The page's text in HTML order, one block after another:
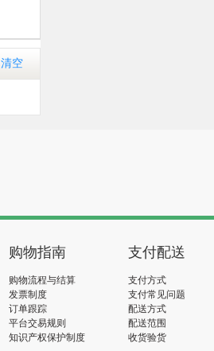
清空
购物指南
购物流程与结算
发票制度
订单跟踪
平台交易规则
知识产权保护制度
支付配送
支付方式
支付常见问题
配送方式
配送范围
收货验货